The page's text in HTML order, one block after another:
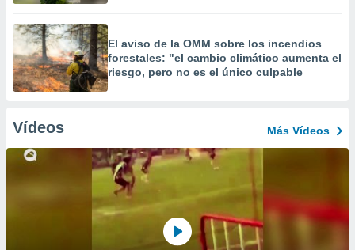
El aviso de la OMM sobre los incendios
forestales: "el cambio climático aumenta el
riesgo, pero no es el único culpable
Vídeos Más Vídeos